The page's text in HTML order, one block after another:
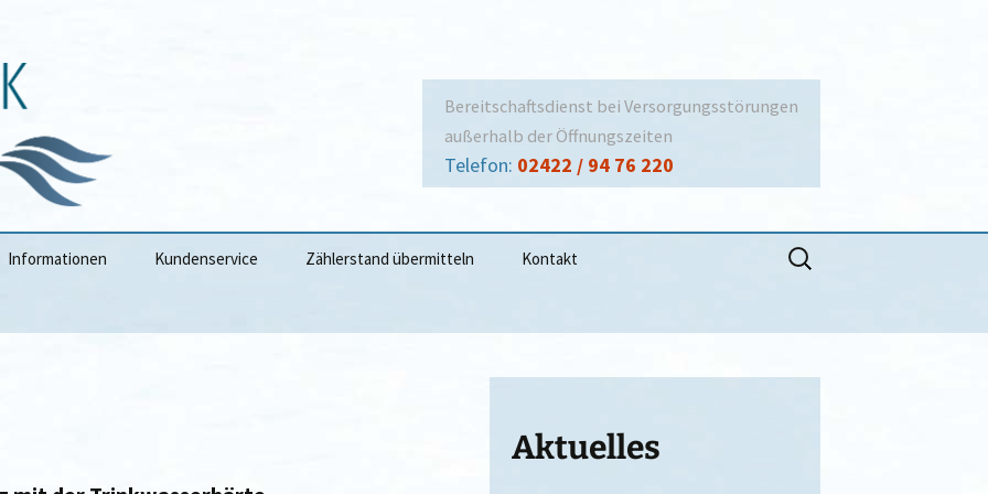
Bereitschaftsdienst bei Versorgungsstörungen
außerhalb der Öffnungszeiten
Telefon: 02422 / 94 76 220
Informationen
Kundenservice
Zählerstand übermitteln Kontakt
Suchen
nach:
Aktuelles